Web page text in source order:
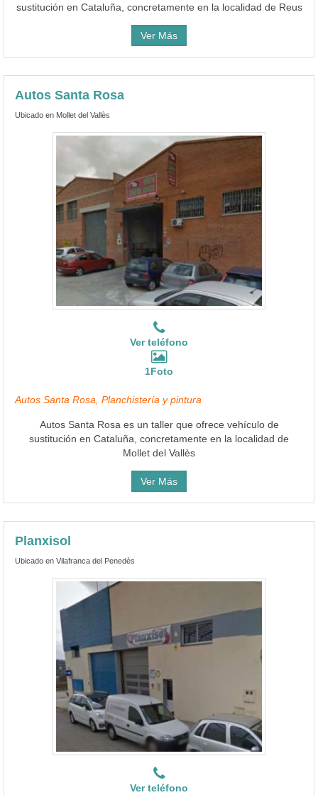
sustitución en Cataluña, concretamente en la localidad de Reus
Ver Más
Autos Santa Rosa
Ubicado en Mollet del Vallès
Ver teléfono
1Foto
Autos Santa Rosa, Planchistería y pintura
Autos Santa Rosa es un taller que ofrece vehículo de
sustitución en Cataluña, concretamente en la localidad de
Mollet del Vallès
Ver Más
Planxisol
Ubicado en Vilafranca del Penedès
Ver teléfono